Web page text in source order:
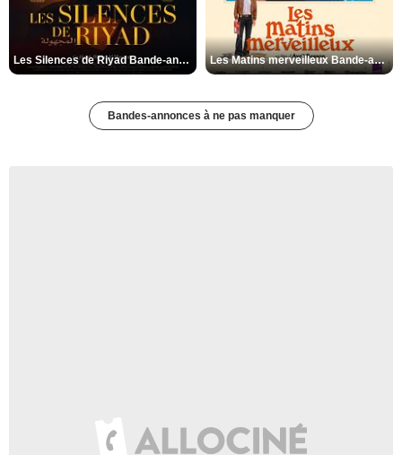
Les Silences de Riyad Bande-annonce VO STFR Les Matins merveilleux Bande-annonce VF
Bandes-annonces à ne pas manquer